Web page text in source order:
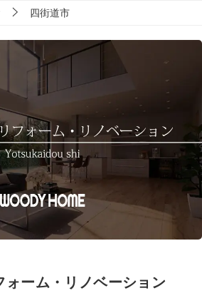
四街道市
ォーム・リノベーション